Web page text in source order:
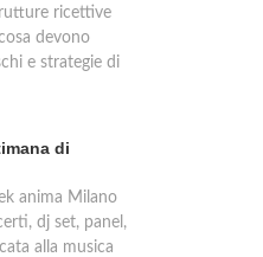
ricettive
devono
e strategie di
di
anima Milano
dj set, panel,
alla musica